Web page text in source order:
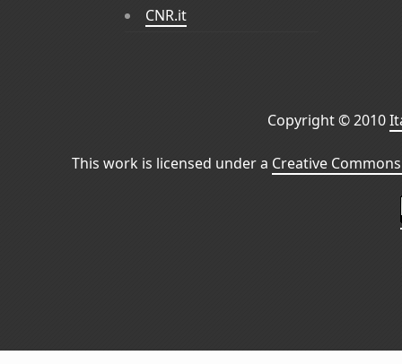
CNR.it
Copyright © 2010
This work is licensed under a Creative